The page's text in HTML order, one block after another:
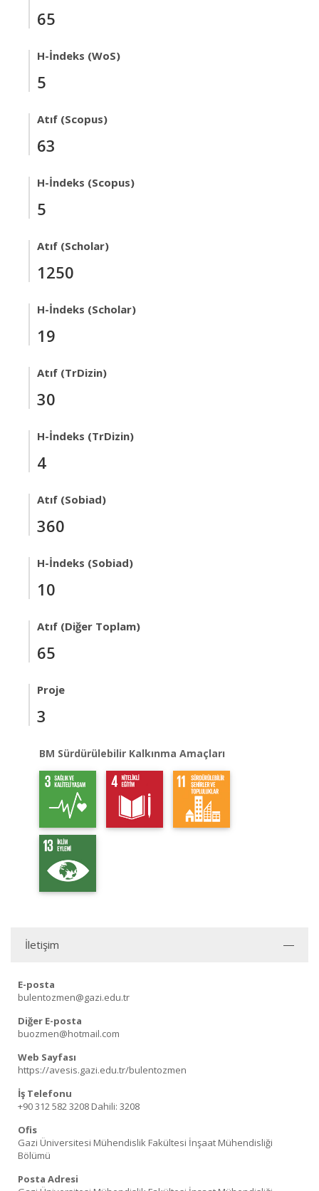
65
H-İndeks (WoS)
5
Atıf (Scopus)
63
H-İndeks (Scopus)
5
Atıf (Scholar)
1250
H-İndeks (Scholar)
19
Atıf (TrDizin)
30
H-İndeks (TrDizin)
4
Atıf (Sobiad)
360
H-İndeks (Sobiad)
10
Atıf (Diğer Toplam)
65
Proje
3
BM Sürdürülebilir Kalkınma Amaçları
İletişim
E-posta
bulentozmen@gazi.edu.tr
Diğer E-posta
buozmen@hotmail.com
Web Sayfası
https://avesis.gazi.edu.tr/bulentozmen
İş Telefonu
+90 312 582 3208 Dahili: 3208
Ofis
Gazi Üniversitesi Mühendislik Fakültesi İnşaat Mühendisliği
Bölümü
Posta Adresi